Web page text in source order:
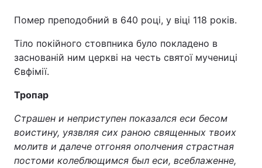
Помер преподобний в 640 році, у віці 118 років.
Тіло покійного стовпника було покладено в
заснованій ним церкві на честь святої мучениці
Євфімії.
Тропар
Страшен и неприступен показался еси бесом
воистину, уязвляя сих раною священных твоих
молитв и далече отгоняя ополчения страстная
постоми колеблющимся был еси, всеблаженне,